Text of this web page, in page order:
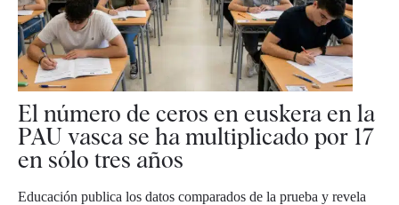
El número de ceros en euskera en la
PAU vasca se ha multiplicado por 17
en sólo tres años
Educación publica los datos comparados de la prueba y revela